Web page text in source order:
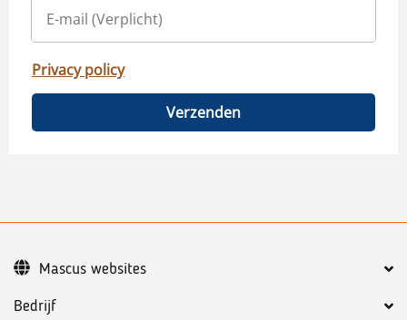
Privacy policy
Verzenden
Bedrijf
Mascus websites